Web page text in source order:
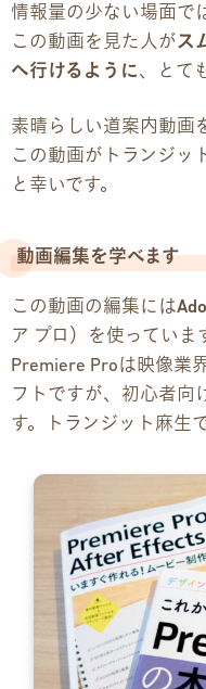
情報量の少ない場面で
この動画を見た人がス
へ行けるように、とて
素晴らしい道案内動画
この動画がトランジッ
と幸いです。
動画編集を学べます
この動画の編集には
ア プロ）を使っていま
Premiere Proは映像業
フトですが、初心者向
す。トランジット麻生